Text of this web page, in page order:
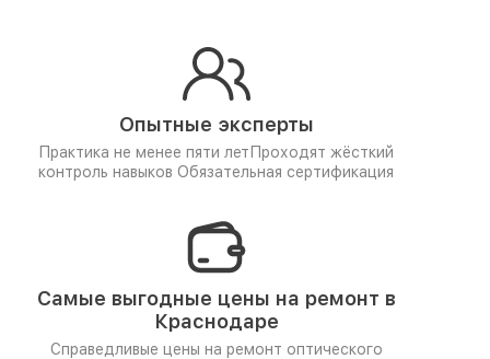
Опытные эксперты
Практика не менее пяти лет Проходят жёсткий
контроль навыков Обязательная сертификация
Самые выгодные цены на ремонт в
Краснодаре
Справедливые цены на ремонт оптического